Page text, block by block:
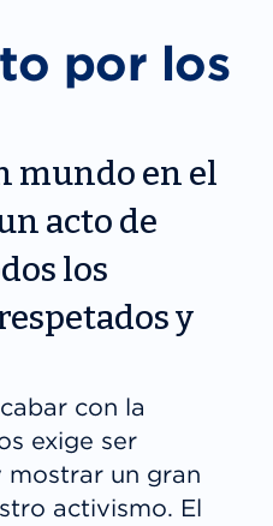
por los
mundo en el
acto de
los
y
con la
exige ser
mostrar un gran
activismo. El